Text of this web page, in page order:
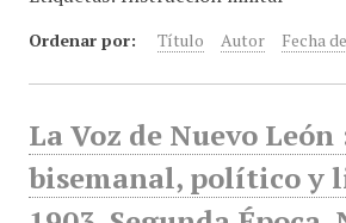
Ordenar por: Título Autor Fecha
La Voz de Nuevo
bisemanal, político y